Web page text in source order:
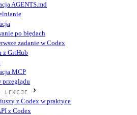
AGENTS.md
po błędach
zadanie w Codex
z GitHub
MCP
przeglądu
LEKCJE
z Codex w praktyce
z Codex